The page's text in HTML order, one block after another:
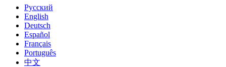
Русский
English
Deutsch
Español
Français
Português
中文